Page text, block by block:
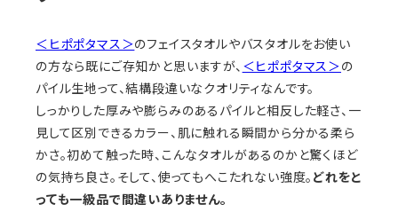
＜ヒポポタマス＞のフェイスタオルやバスタオルをお使い
の方なら既にご存知かと思いますが、 ＜ヒポポタマス＞の
パイル生地って、結構段違いなクオリティなんです。
しっかりした厚みや膨らみのあるパイルと相反した軽さ、一
見して区別できるカラー、肌に触れる瞬間から分かる柔ら
かさ。初めて触った時、こんなタオルがあるのかと驚くほど
の気持ち良さ。そして、使ってもへこたれない強度。 どれをと
っても一級品で間違いありません。